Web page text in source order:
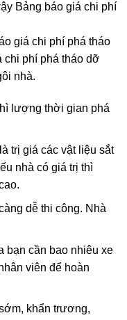
Bảng báo giá chi phí
giá chi phí phá tháo
chi phí phá tháo dỡ
nhà.
lượng thời gian phá
trị giá các vật liệu sắt
nhà có giá trị thì
dễ thi công. Nhà
bạn cần bao nhiêu xe
viên để hoàn
khẩn trương,